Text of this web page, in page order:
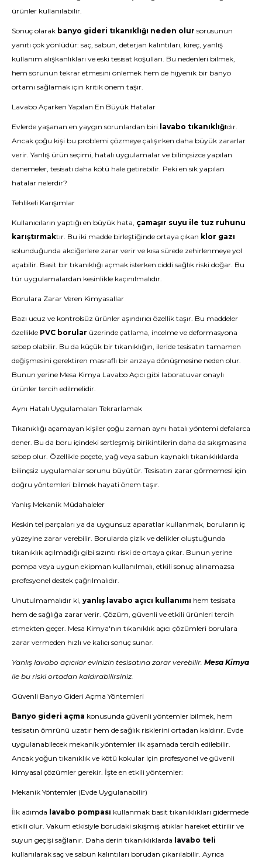
ürünler kullanılabilir.
Sonuç olarak banyo gideri tıkanıklığı neden olur sorusunun
yanıtı çok yönlüdür: saç, sabun, deterjan kalıntıları, kireç, yanlış
kullanım alışkanlıkları ve eski tesisat koşulları. Bu nedenleri bilmek,
hem sorunun tekrar etmesini önlemek hem de hijyenik bir banyo
ortamı sağlamak için kritik önem taşır.
Lavabo Açarken Yapılan En Büyük Hatalar
Evlerde yaşanan en yaygın sorunlardan biri lavabo tıkanıklığıdır.
Ancak çoğu kişi bu problemi çözmeye çalışırken daha büyük zararlar
verir. Yanlış ürün seçimi, hatalı uygulamalar ve bilinçsizce yapılan
denemeler, tesisatı daha kötü hale getirebilir. Peki en sık yapılan
hatalar nelerdir?
Tehlikeli Karışımlar
Kullanıcıların yaptığı en büyük hata, çamaşır suyu ile tuz ruhunu
karıştırmaktır. Bu iki madde birleştiğinde ortaya çıkan klor gazı
solunduğunda akciğerlere zarar verir ve kısa sürede zehirlenmeye yol
açabilir. Basit bir tıkanıklığı açmak isterken ciddi sağlık riski doğar. Bu
tür uygulamalardan kesinlikle kaçınılmalıdır.
Borulara Zarar Veren Kimyasallar
Bazı ucuz ve kontrolsüz ürünler aşındırıcı özellik taşır. Bu maddeler
özellikle PVC borular üzerinde çatlama, incelme ve deformasyona
sebep olabilir. Bu da küçük bir tıkanıklığın, ileride tesisatın tamamen
değişmesini gerektiren masraflı bir arızaya dönüşmesine neden olur.
Bunun yerine Mesa Kimya Lavabo Açıcı gibi laboratuvar onaylı
ürünler tercih edilmelidir.
Aynı Hatalı Uygulamaları Tekrarlamak
Tıkanıklığı açamayan kişiler çoğu zaman aynı hatalı yöntemi defalarca
dener. Bu da boru içindeki sertleşmiş birikintilerin daha da sıkışmasına
sebep olur. Özellikle peçete, yağ veya sabun kaynaklı tıkanıklıklarda
bilinçsiz uygulamalar sorunu büyütür. Tesisatın zarar görmemesi için
doğru yöntemleri bilmek hayati önem taşır.
Yanlış Mekanik Müdahaleler
Keskin tel parçaları ya da uygunsuz aparatlar kullanmak, boruların iç
yüzeyine zarar verebilir. Borularda çizik ve delikler oluştuğunda
tıkanıklık açılmadığı gibi sızıntı riski de ortaya çıkar. Bunun yerine
pompa veya uygun ekipman kullanılmalı, etkili sonuç alınamazsa
profesyonel destek çağrılmalıdır.
Unutulmamalıdır ki, yanlış lavabo açıcı kullanımı hem tesisata
hem de sağlığa zarar verir. Çözüm, güvenli ve etkili ürünleri tercih
etmekten geçer. Mesa Kimya'nın tıkanıklık açıcı çözümleri borulara
zarar vermeden hızlı ve kalıcı sonuç sunar.
Yanlış lavabo açıcılar evinizin tesisatına zarar verebilir. Mesa Kimya
ile bu riski ortadan kaldırabilirsiniz.
Güvenli Banyo Gideri Açma Yöntemleri
Banyo gideri açma konusunda güvenli yöntemler bilmek, hem
tesisatın ömrünü uzatır hem de sağlık risklerini ortadan kaldırır. Evde
uygulanabilecek mekanik yöntemler ilk aşamada tercih edilebilir.
Ancak yoğun tıkanıklık ve kötü kokular için profesyonel ve güvenli
kimyasal çözümler gerekir. İşte en etkili yöntemler:
Mekanik Yöntemler (Evde Uygulanabilir)
İlk adımda lavabo pompası kullanmak basit tıkanıklıkları gidermede
etkili olur. Vakum etkisiyle borudaki sıkışmış atıklar hareket ettirilir ve
suyun geçişi sağlanır. Daha derin tıkanıklıklarda lavabo teli
kullanılarak saç ve sabun kalıntıları borudan çıkarılabilir. Ayrıca